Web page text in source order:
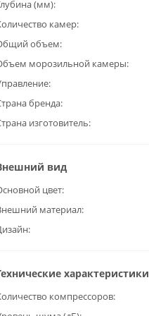
(мм)
камер
объем
морозильной камеры
бренда
изготовитель
вид
цвет
материал
характеристики
компрессоров